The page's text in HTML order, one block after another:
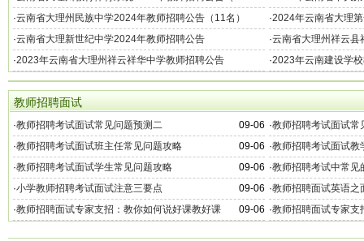
名）
·云南省大理州民族中学2024年教师招聘公告（11名） ·2024年云南省大理
·云南省大理新世纪中学2024年教师招聘公告 ·云南省大理州祥云县
·2023年云南省大理州祥云祥华中学教师招聘公告 ·2023年云南建设学
教师招聘面试
09-06
·教师招聘考试面试常见问题预测二 ·教师招聘考试面试常
09-06
·教师招聘考试面试班主任常见问题攻略 ·教师招聘考试面试教
09-06
·教师招聘考试面试学生常见问题攻略 ·教师招聘考试中常见
09-06
·小学教师招聘考试面试注意三要点 ·教师招聘面试英语之
09-06
·教师招聘面试专家支招：教你如何说好课教好课 ·教师招聘面试专家支